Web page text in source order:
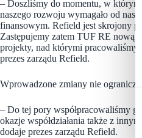
– Doszliśmy do momentu, w którym
naszego rozwoju wymagało od
finansowym. Refield jest skrojony
Zastępujemy zatem TUF RE nową,
projekty, nad którymi pracowaliśmy
prezes zarządu Refield.
Wprowadzone zmiany nie
– Do tej pory współpracowaliśmy
okazje współdziałania także z
dodaje prezes zarządu Refield.